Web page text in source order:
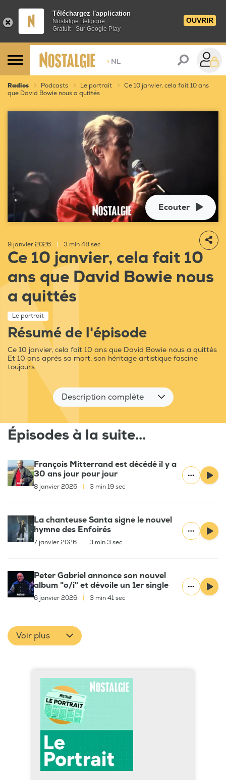
Téléchargez l'application
Nostalgie Belgique
Gratuit - Sur Google Play
OUVRIR
> NL
Radios Podcasts Le portrait
Ce 10 janvier, cela fait 10 ans
que David Bowie nous a quittés
Ecouter
9 janvier 2026 3 min 48 sec
Ce 10 janvier, cela fait 10
ans que David Bowie nous
a quittés
Le portrait
Résumé de l'épisode
Ce 10 janvier, cela fait 10 ans que David Bowie nous a quittés
Et 10 ans après sa mort, son héritage artistique fascine
toujours
Description complète
Épisodes à la suite...
François Mitterrand est décédé il y a
30 ans jour pour jour
8 janvier 2026 3 min 19 sec
La chanteuse Santa signe le nouvel
hymne des Enfoirés
7 janvier 2026 3 min 3 sec
Peter Gabriel annonce son nouvel
album "o/i" et dévoile un 1er single
6 janvier 2026 3 min 41 sec
Voir plus